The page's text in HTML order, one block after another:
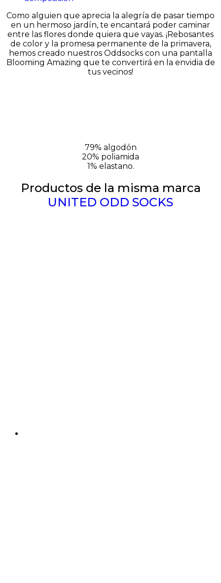
Como alguien que aprecia la alegría de pasar tiempo
en un hermoso jardín, te encantará poder caminar
entre las flores donde quiera que vayas. ¡Rebosantes
de color y la promesa permanente de la primavera,
hemos creado nuestros Oddsocks con una pantalla
Blooming Amazing que te convertirá en la envidia de
tus vecinos!
79% algodón
20% poliamida
1% elastano.
Productos de la misma marca
UNITED ODD SOCKS